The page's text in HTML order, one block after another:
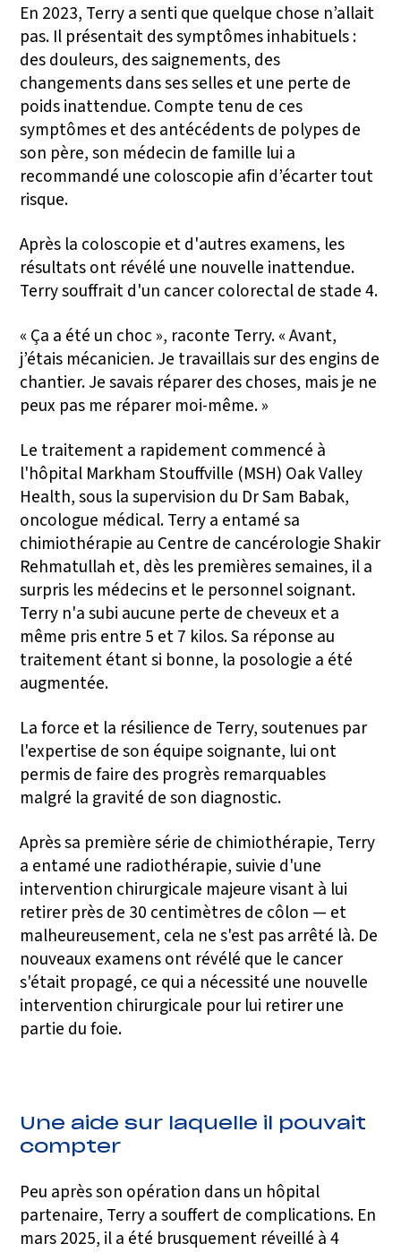
En 2023, Terry a senti que quelque chose n’allait
pas. Il présentait des symptômes inhabituels :
des douleurs, des saignements, des
changements dans ses selles et une perte de
poids inattendue. Compte tenu de ces
symptômes et des antécédents de polypes de
son père, son médecin de famille lui a
recommandé une coloscopie afin d’écarter tout
risque.
Après la coloscopie et d'autres examens, les
résultats ont révélé une nouvelle inattendue.
Terry souffrait d'un cancer colorectal de stade 4.
« Ça a été un choc », raconte Terry. « Avant,
j’étais mécanicien. Je travaillais sur des engins de
chantier. Je savais réparer des choses, mais je ne
peux pas me réparer moi-même. »
Le traitement a rapidement commencé à
l'hôpital Markham Stouffville (MSH) Oak Valley
Health, sous la supervision du Dr Sam Babak,
oncologue médical. Terry a entamé sa
chimiothérapie au Centre de cancérologie Shakir
Rehmatullah et, dès les premières semaines, il a
surpris les médecins et le personnel soignant.
Terry n'a subi aucune perte de cheveux et a
même pris entre 5 et 7 kilos. Sa réponse au
traitement étant si bonne, la posologie a été
augmentée.
La force et la résilience de Terry, soutenues par
l'expertise de son équipe soignante, lui ont
permis de faire des progrès remarquables
malgré la gravité de son diagnostic.
Après sa première série de chimiothérapie, Terry
a entamé une radiothérapie, suivie d'une
intervention chirurgicale majeure visant à lui
retirer près de 30 centimètres de côlon — et
malheureusement, cela ne s'est pas arrêté là. De
nouveaux examens ont révélé que le cancer
s'était propagé, ce qui a nécessité une nouvelle
intervention chirurgicale pour lui retirer une
partie du foie.
Une aide sur laquelle il pouvait
compter
Peu après son opération dans un hôpital
partenaire, Terry a souffert de complications. En
mars 2025, il a été brusquement réveillé à 4